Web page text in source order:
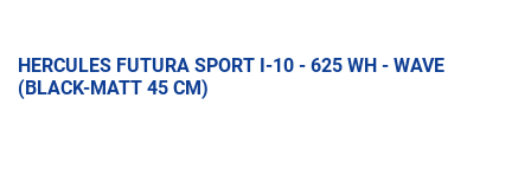
HERCULES FUTURA SPORT I-10 - 625 WH - WAVE
(BLACK-MATT 45 CM)